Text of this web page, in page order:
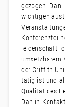
gezogen. Dan
wichtigen
umsetzbarem
der Griffith
tätig ist und
Qualität des
Dan in